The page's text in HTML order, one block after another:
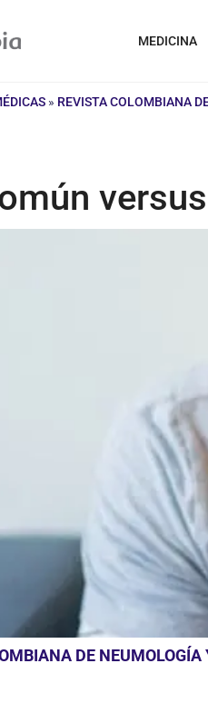
MEDICINA
» REVISTA COLOMBIANA
DE NEUMOLOGÍA